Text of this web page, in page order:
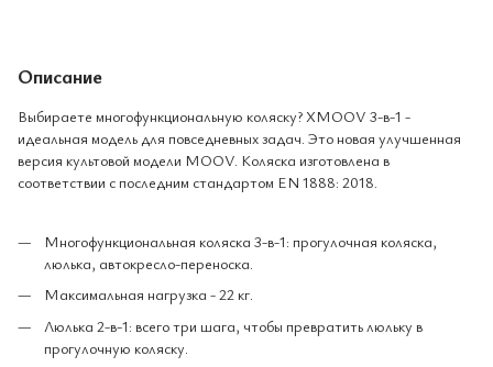
Описание
Выбираете многофункциональную коляску? XMOOV 3-в-1 -
идеальная модель для повседневных задач. Это новая улучшенная
версия культовой модели MOOV. Коляска изготовлена в
соответствии с последним стандартом EN 1888: 2018.
Многофункциональная коляска 3-в-1: прогулочная коляска,
люлька, автокресло-переноска.
Максимальная нагрузка - 22 кг.
Люлька 2-в-1: всего три шага, чтобы превратить люльку в
прогулочную коляску.